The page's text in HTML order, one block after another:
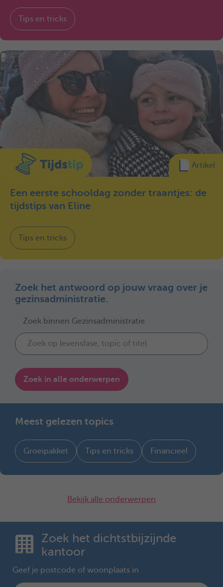
Tips en tricks
Artikel
Een eerste schooldag zonder traantjes: de
tijdstips van Eline
Tips en tricks
Zoek het antwoord op jouw vraag over je
gezinsadministratie.
Zoek binnen Gezinsadministratie
Zoek in alle onderwerpen
Meest gelezen topics
Groeipakket Tips en tricks Financieel
Bekijk alle onderwerpen
Zoek het dichtstbijzijnde
kantoor
Geef je postcode of woonplaats in